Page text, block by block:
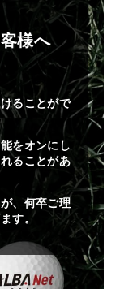
様へ
ることがで
をオンにし
ることがあ
、何卒ご理
す。